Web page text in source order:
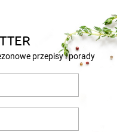
przepisy i porady